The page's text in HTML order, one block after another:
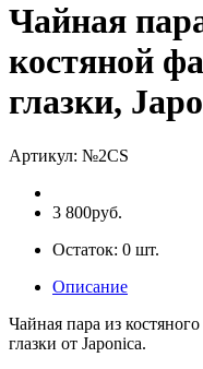
Чайная
костяной
глазки,
Артикул: №2CS
3 800руб.
Остаток: 0 шт.
Описание
Чайная пара из
глазки от Japonica.